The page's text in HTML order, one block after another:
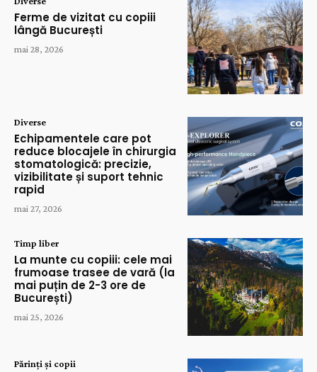
Ferme de vizitat cu copiii
lângă București
mai 28, 2026
Diverse
Echipamentele care pot
reduce blocajele în chirurgia
stomatologică: precizie,
vizibilitate și suport tehnic
rapid
mai 27, 2026
Timp liber
La munte cu copiii: cele mai
frumoase trasee de vară (la
mai puțin de 2-3 ore de
București)
mai 25, 2026
Părinți și copii